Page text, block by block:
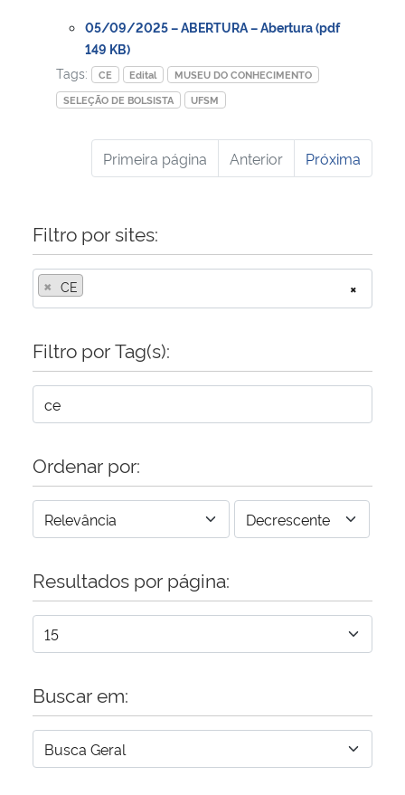
05/09/2025 – ABERTURA – Abertura (pdf
149 KB)
Tags:
CE Edital
MUSEU DO CONHECIMENTO
SELEÇÃO DE BOLSISTA
UFSM
Primeira página Anterior Próxima
Filtro por sites:
×
× CE
Filtro por Tag(s):
Ordenar por:
Resultados por página:
Buscar em: